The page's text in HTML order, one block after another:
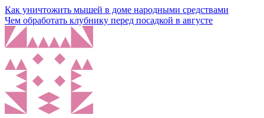
Как уничтожить мышей в доме народными средствами
Чем обработать клубнику перед посадкой в августе